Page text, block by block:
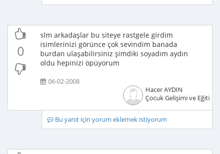
0
slm arkadaşlar bu siteye rastgele girdim
isimlerinizi görünce çok sevindim banada
burdan ulaşabilirsiniz şimdiki soyadım aydın
oldu hepinizi öpüyorum
06-02-2008
Hacer AYDIN
Çocuk Gelişimi ve
Bu yanıt için yorum eklemek istiyorum